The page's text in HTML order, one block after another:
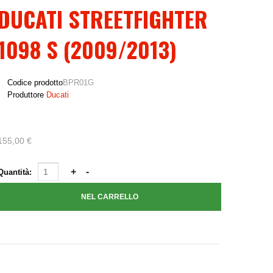
STREETFIGHTER
S (2009/2013)
Codice prodottoBPR01G
Produttore Ducati
€